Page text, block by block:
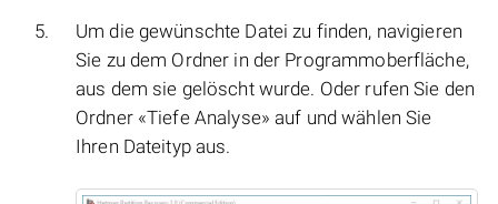
Um die gewünschte Datei zu finden, navigieren
Sie zu dem Ordner in der Programmoberfläche,
aus dem sie gelöscht wurde. Oder rufen Sie den
Ordner «Tiefe Analyse» auf und wählen Sie
Ihren Dateityp aus.